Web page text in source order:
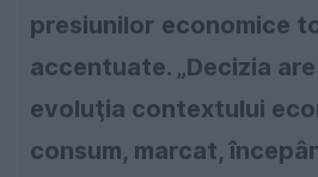
presiunilor economice
accentuate. „Decizia
evoluţia contextului
consum, marcat,